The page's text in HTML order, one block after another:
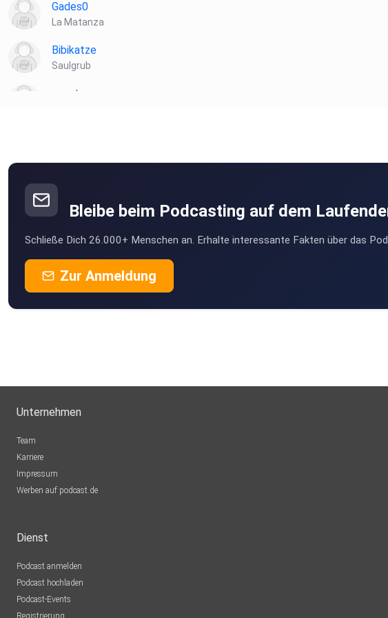
Gades0
La Matanza
Bibikatze
Saulgrub
mxwtue
Mandulita
rpinne-8X36
Hamburg
jan.fischer.berlin
jim0murdoch-cx8n
Bleibe beim Podcasting auf dem
Schließe Dich 26.000+ Menschen an. Erhalte interessante Fakten über das
Zur Anmeldung
Unternehmen
Team
Karriere
Impressum
Werben auf podcast.de
Dienst
Podcast anmelden
Podcast hochladen
Podcast-Events
Registrierung